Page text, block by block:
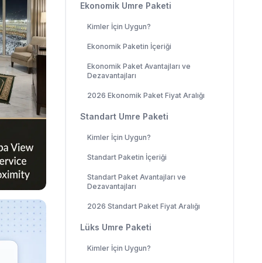
Ekonomik Umre Paketi
Kimler İçin Uygun?
Ekonomik Paketin İçeriği
Ekonomik Paket Avantajları ve
Dezavantajları
2026 Ekonomik Paket Fiyat Aralığı
Standart Umre Paketi
Kimler İçin Uygun?
Standart Paketin İçeriği
Standart Paket Avantajları ve
Dezavantajları
2026 Standart Paket Fiyat Aralığı
Lüks Umre Paketi
Kimler İçin Uygun?